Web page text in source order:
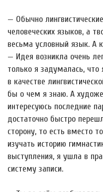
— Обычно
человеческих языков, а
весьма условный язык. А
— Идея возникла очень
только я задумалась,
в качестве
бы о чем я знаю. А
интересуюсь последние
достаточно быстро
сторону, то есть вместо
изучать историю
выступления, я ушла в
систему записи.